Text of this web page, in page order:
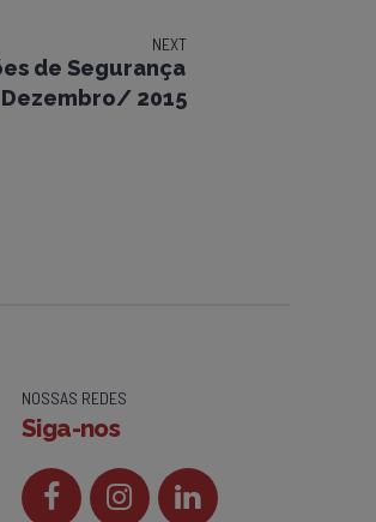
NEXT
de Segurança
Dezembro/ 2015
NOSSAS REDES
Siga-nos